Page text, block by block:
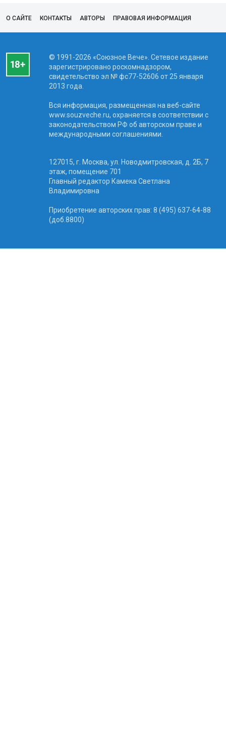
О САЙТЕ КОНТАКТЫ АВТОРЫ ПРАВОВАЯ ИНФОРМАЦИЯ
© 1991-2026 «Союзное Вече». Сетевое издание
зарегистрировано роскомнадзором,
свидетельство эл № фc77-52606 от 25 января
2013 года.
Вся информация, размещенная на веб-сайте
www.souzveche.ru, охраняется в соответствии с
законодательством РФ об авторском праве и
международными соглашениями.
127015, г. Москва, ул. Новодмитровская, д. 2Б, 7
этаж, помещение 701
Главный редактор Камека Светлана
Владимировна
Приобретение авторских прав: 8 (495) 637-64-88
(доб.8800)